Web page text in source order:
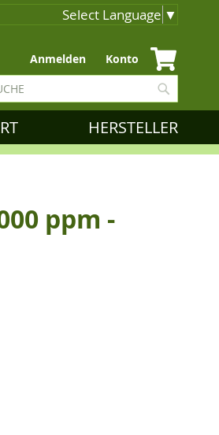
Select Language ▼
Zum
Inhalt
springen
Anmelden Konto
HERSTELLER
ppm -